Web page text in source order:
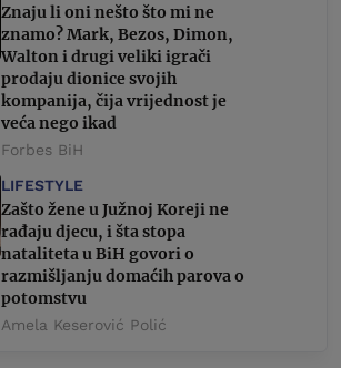
Znaju li oni nešto što mi ne
znamo? Mark, Bezos, Dimon,
Walton i drugi veliki igrači
prodaju dionice svojih
kompanija, čija vrijednost je
veća nego ikad
Forbes BiH
LIFESTYLE
Zašto žene u Južnoj Koreji ne
rađaju djecu, i šta stopa
nataliteta u BiH govori o
razmišljanju domaćih parova o
potomstvu
Amela Keserović Polić